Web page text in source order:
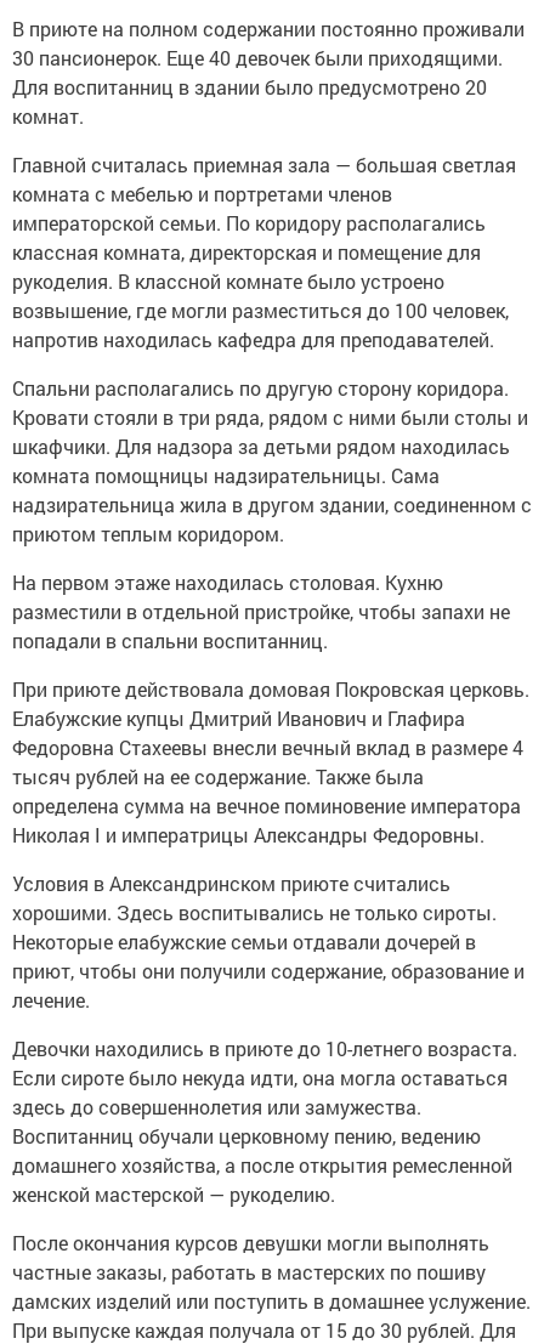
В приюте на полном содержании постоянно проживали
30 пансионерок. Еще 40 девочек были приходящими.
Для воспитанниц в здании было предусмотрено 20
комнат.
Главной считалась приемная зала — большая светлая
комната с мебелью и портретами членов
императорской семьи. По коридору располагались
классная комната, директорская и помещение для
рукоделия. В классной комнате было устроено
возвышение, где могли разместиться до 100 человек,
напротив находилась кафедра для преподавателей.
Спальни располагались по другую сторону коридора.
Кровати стояли в три ряда, рядом с ними были столы и
шкафчики. Для надзора за детьми рядом находилась
комната помощницы надзирательницы. Сама
надзирательница жила в другом здании, соединенном с
приютом теплым коридором.
На первом этаже находилась столовая. Кухню
разместили в отдельной пристройке, чтобы запахи не
попадали в спальни воспитанниц.
При приюте действовала домовая Покровская церковь.
Елабужские купцы Дмитрий Иванович и Глафира
Федоровна Стахеевы внесли вечный вклад в размере 4
тысяч рублей на ее содержание. Также была
определена сумма на вечное поминовение императора
Николая I и императрицы Александры Федоровны.
Условия в Александринском приюте считались
хорошими. Здесь воспитывались не только сироты.
Некоторые елабужские семьи отдавали дочерей в
приют, чтобы они получили содержание, образование и
лечение.
Девочки находились в приюте до 10-летнего возраста.
Если сироте было некуда идти, она могла оставаться
здесь до совершеннолетия или замужества.
Воспитанниц обучали церковному пению, ведению
домашнего хозяйства, а после открытия ремесленной
женской мастерской — рукоделию.
После окончания курсов девушки могли выполнять
частные заказы, работать в мастерских по пошиву
дамских изделий или поступить в домашнее услужение.
При выпуске каждая получала от 15 до 30 рублей. Для